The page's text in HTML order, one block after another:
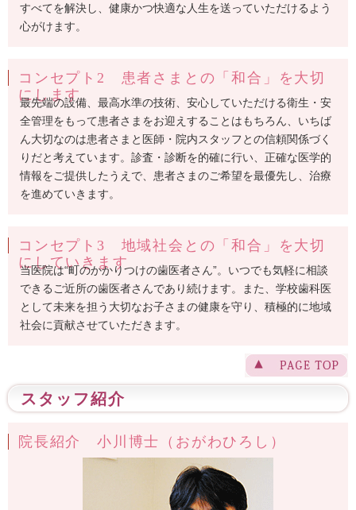
すべてを解決し、健康かつ快適な人生を送っていただけるよう
心がけます。
コンセプト2 患者さまとの「和合」を大切
にします
最先端の設備、最高水準の技術、安心していただける衛生・安
全管理をもって患者さまをお迎えすることはもちろん、いちば
ん大切なのは患者さまと医師・院内スタッフとの信頼関係づく
りだと考えています。診査・診断を的確に行い、正確な医学的
情報をご提供したうえで、患者さまのご希望を最優先し、治療
を進めていきます。
コンセプト3 地域社会との「和合」を大切
にしていきます
当医院は“町のかかりつけの歯医者さん”。いつでも気軽に相談
できるご近所の歯医者さんであり続けます。また、学校歯科医
として未来を担う大切なお子さまの健康を守り、積極的に地域
社会に貢献させていただきます。
スタッフ紹介
院長紹介 小川博士（おがわひろし）